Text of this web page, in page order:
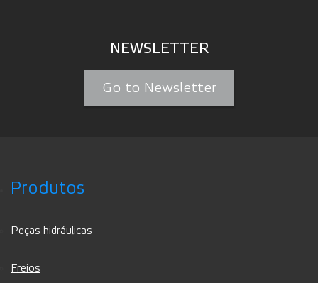
NEWSLETTER
Go to Newsletter
Produtos
Peças hidráulicas
Freios